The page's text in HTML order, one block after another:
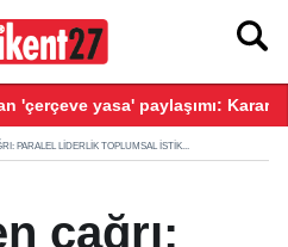
'çerçeve yasa' paylaşımı: Kararın
PARALEL LIDERLIK TOPLUMSAL ISTIK...
çağrı: